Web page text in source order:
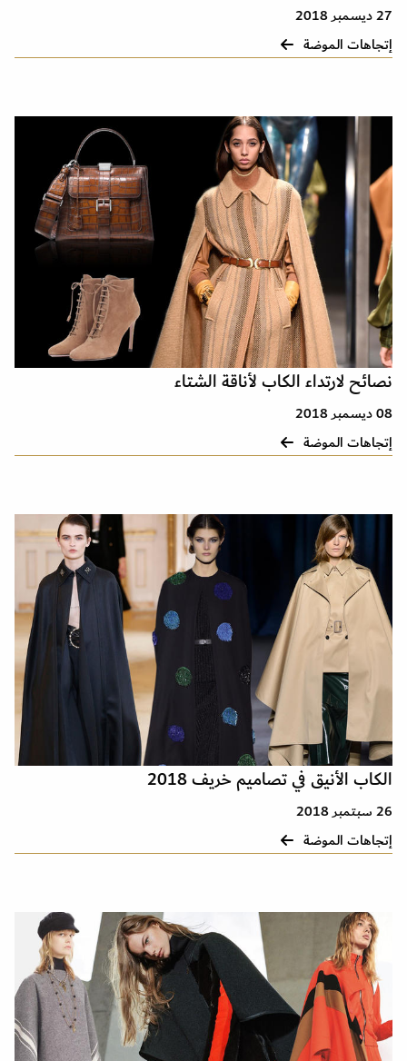
27 ديسمبر 2018
إتجاهات الموضة
نصائح لارتداء الكاب لأناقة الشتاء
08 ديسمبر 2018
إتجاهات الموضة
الكاب الأنيق في تصاميم خريف 2018
26 سبتمبر 2018
إتجاهات الموضة